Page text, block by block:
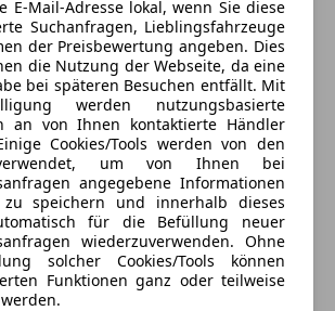
E-Mail-Adresse lokal, wenn Sie diese
Suchanfragen, Lieblingsfahrzeuge
der Preisbewertung angeben. Dies
die Nutzung der Webseite, da eine
bei späteren Besuchen entfällt. Mit
werden nutzungsbasierte
an von Ihnen kontaktierte Händler
Cookies/Tools werden von den
um von Ihnen bei
angegebene Informationen
speichern und innerhalb dieses
für die Befüllung neuer
wiederzuverwenden. Ohne
solcher Cookies/Tools können
Funktionen ganz oder teilweise